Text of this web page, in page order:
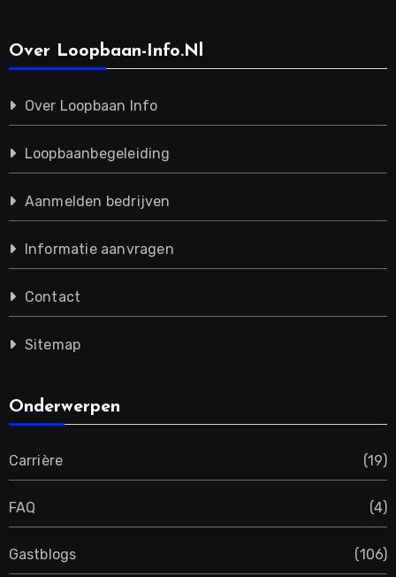
Over Loopbaan-Info.nl
Over Loopbaan Info
Loopbaanbegeleiding
Aanmelden bedrijven
Informatie aanvragen
Contact
Sitemap
Onderwerpen
Carrière (19)
FAQ (4)
Gastblogs (106)